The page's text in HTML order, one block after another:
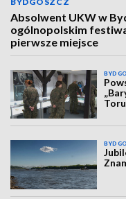
Absolwent UKW w
ogólnopolskim
pierwsze miejsce